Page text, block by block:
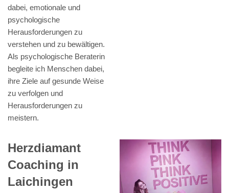
dabei, emotionale und
psychologische
Herausforderungen zu
verstehen und zu bewältigen.
Als psychologische Beraterin
begleite ich Menschen dabei,
ihre Ziele auf gesunde Weise
zu verfolgen und
Herausforderungen zu
meistern.
Herzdiamant
Coaching in
Laichingen